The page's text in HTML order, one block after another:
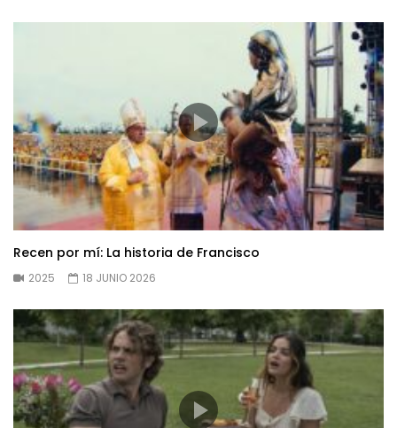
Recen por mí: La historia de Francisco
2025 18 JUNIO 2026